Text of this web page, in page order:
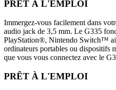
PRÊT À L'EMPLOI
Immergez-vous facilement dans
audio jack de 3,5 mm. Le G335
PlayStation®, Nintendo Switch™
ordinateurs portables ou dispositifs
que vous vous connectez avec le
PRÊT À L'EMPLOI